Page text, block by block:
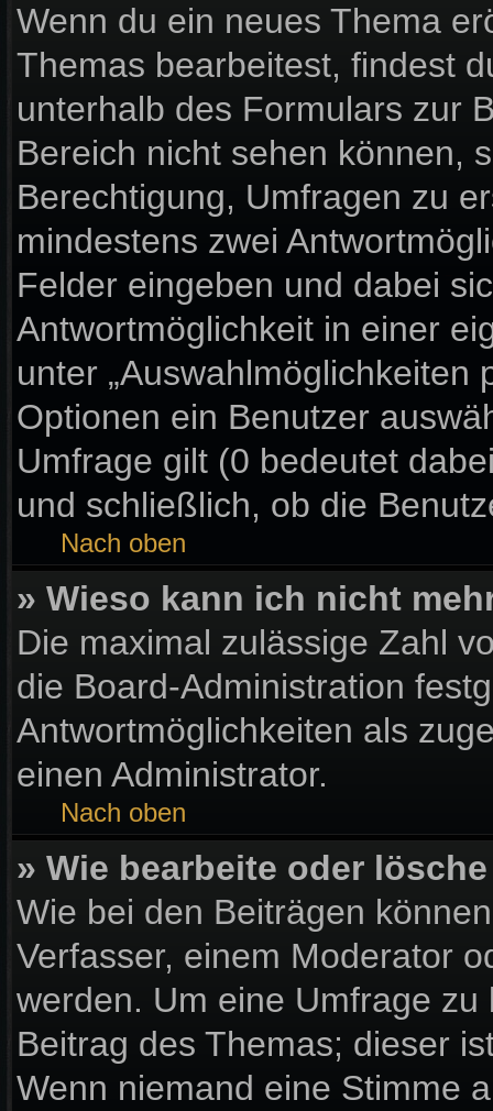
Wenn du ein neues Thema
Themas bearbeitest, findest
unterhalb des Formulars zur
Bereich nicht sehen können,
Berechtigung, Umfragen zu
mindestens zwei
Felder eingeben und dabei
Antwortmöglichkeit in einer
unter „Auswahlmöglichkeiten
Optionen ein Benutzer
Umfrage gilt (0 bedeutet
und schließlich, ob die
Nach oben
» Wieso kann ich nicht
Die maximal zulässige Zahl
die Board-Administration
Antwortmöglichkeiten als
einen Administrator.
Nach oben
» Wie bearbeite oder
Wie bei den Beiträgen
Verfasser, einem Moderator
werden. Um eine Umfrage
Beitrag des Themas; dieser
Wenn niemand eine Stimme